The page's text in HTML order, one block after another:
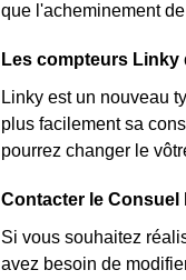
que l'acheminement
Les compteurs
Linky est un nouveau
plus facilement sa
pourrez changer le
Contacter le
Si vous souhaitez
avez besoin de